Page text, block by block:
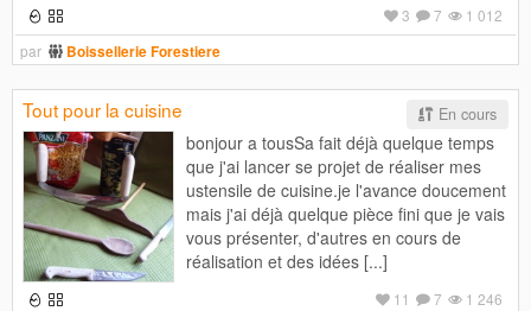
1 012
7
3
par
Boissellerie Forestiere
En cours
Tout pour la cuisine
bonjour a tousSa fait déjà quelque temps
que j'ai lancer se projet de réaliser mes
ustensile de cuisine.je l'avance doucement
mais j'ai déjà quelque pièce fini que je vais
vous présenter, d'autres en cours de
réalisation et des idées [...]
1 246
7
11